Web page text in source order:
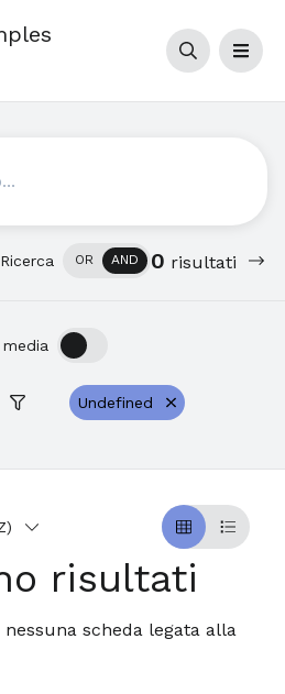
Cerca
Ricerca OR AND 0 risultati
Undefined
media OFF
GrigliaTable
risultati
scheda legata alla